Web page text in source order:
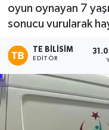
oyun oynayan 7
sonucu vurularak
TE BILISIM
EDITÖR